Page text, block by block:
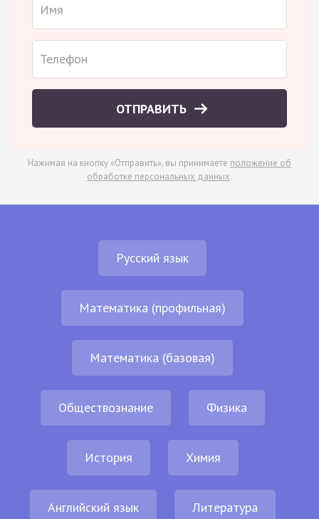
ОТПРАВИТЬ
Нажимая на кнопку «Отправить», вы принимаете положение об
обработке персональных данных.
Русский язык
Математика (профильная)
Математика (базовая)
Обществознание Физика
История Химия
Английский язык Литература